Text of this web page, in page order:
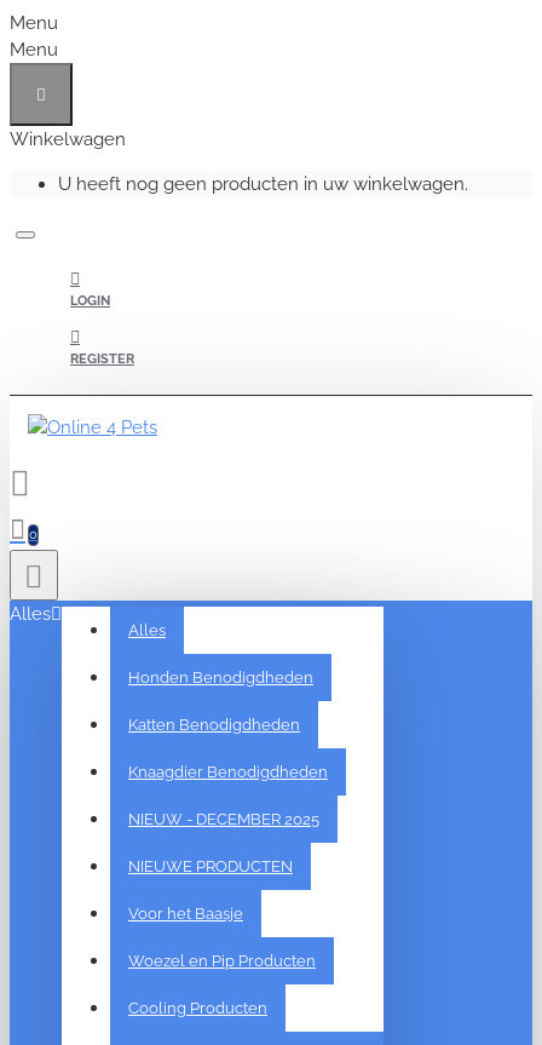
Menu
Menu
Winkelwagen
U heeft nog geen producten in uw winkelwagen.
LOGIN
REGISTER
0
Alles
Alles
Honden Benodigdheden
Katten Benodigdheden
Knaagdier Benodigdheden
NIEUW - DECEMBER 2025
NIEUWE PRODUCTEN
Voor het Baasje
Woezel en Pip Producten
Cooling Producten